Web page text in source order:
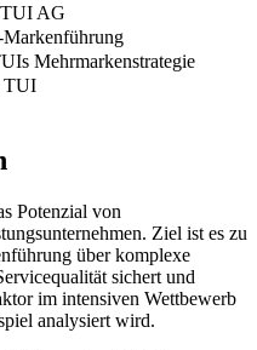
TUI AG
Mehrmarkenstrategie
TUI
Potenzial von
Ziel ist es zu
über komplexe
sichert und
im intensiven Wettbewerb
analysiert wird.